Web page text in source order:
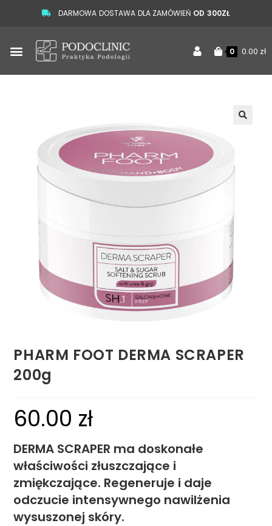
DARMOWA DOSTAWA DLA ZAMÓWIEŃ OD 300ZŁ
0 0.00 zł
PHARM FOOT DERMA SCRAPER
200g
60.00 zł
DERMA SCRAPER ma doskonałe
właściwości złuszczające i
zmiękczające. Regeneruje i daje
odczucie intensywnego nawilżenia
wysuszonej skóry.